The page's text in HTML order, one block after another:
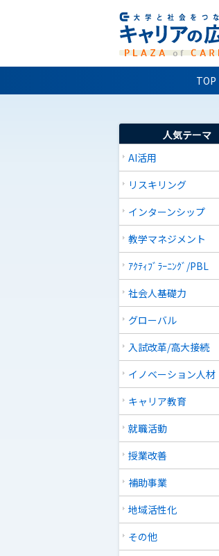
TOP
人気テーマ
AI活用
リスキリング
インターンシップ
教学マネジメント
ｱｸﾃｨﾌﾞﾗｰﾆﾝｸﾞ/PBL
社会人基礎力
グローバル
入試改革/高大接続
イノベーション人材
キャリア教育
就職活動
授業改善
補助事業
地域活性化
その他